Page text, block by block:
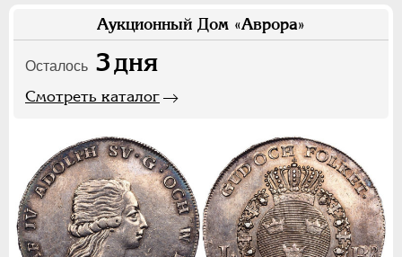
Аукционный Дом «Аврора»
Осталось 3дня
Смотреть каталог